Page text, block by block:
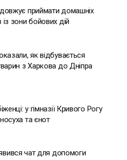
приймати домашніх
зони бойових дій
як відбувається
з Харкова до Дніпра
у гімназії Кривого Рогу
та єнот
чат для допомоги